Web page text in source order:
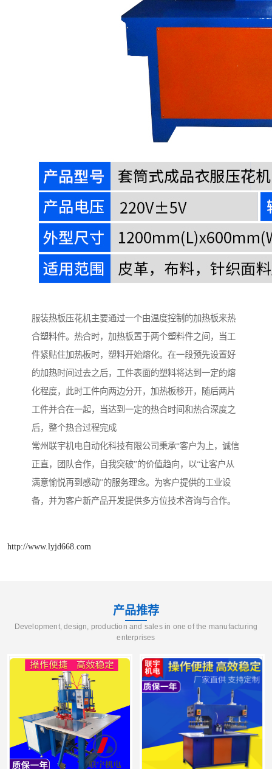
服装热板压花机主要通过一个由温度控制的加热板来热
合塑料件。热合时，加热板置于两个塑料件之间，当工
件紧贴住加热板时，塑料开始熔化。在一段预先设置好
的加热时间过去之后，工件表面的塑料将达到一定的熔
化程度，此时工件向两边分开，加热板移开，随后两片
工件并合在一起，当达到一定的热合时间和热合深度之
后，整个热合过程完成
常州联宇机电自动化科技有限公司秉承“客户为上，诚信
正直，团队合作，自我突破”的价值趋向，以“让客户从
满意愉悦再到感动”的服务理念。为客户提供的工业设
备，并为客户新产品开发提供多方位技术咨询与合作。
http://www.lyjd668.com
产品推荐
Development, design, production and sales in one of the manufacturing
enterprises